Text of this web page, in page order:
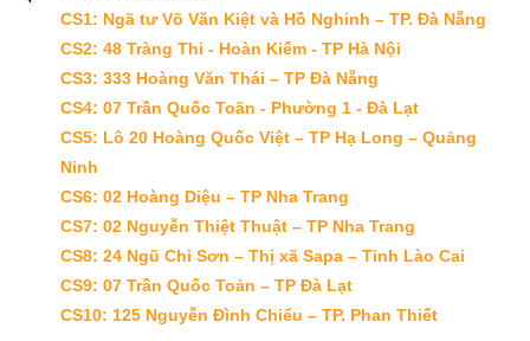
CS1: Ngã tư Võ Văn Kiệt và Hồ Nghinh – TP. Đà Nẵng
CS2: 48 Tràng Thi - Hoàn Kiếm - TP Hà Nội
CS3: 333 Hoàng Văn Thái – TP Đà Nẵng
CS4: 07 Trần Quốc Toãn - Phường 1 - Đà Lạt
CS5: Lô 20 Hoàng Quốc Việt – TP Hạ Long – Quảng
Ninh
CS6: 02 Hoàng Diệu – TP Nha Trang
CS7: 02 Nguyễn Thiệt Thuật – TP Nha Trang
CS8: 24 Ngũ Chỉ Sơn – Thị xã Sapa – Tỉnh Lào Cai
CS9: 07 Trần Quốc Toản – TP Đà Lạt
CS10: 125 Nguyễn Đình Chiểu – TP. Phan Thiết